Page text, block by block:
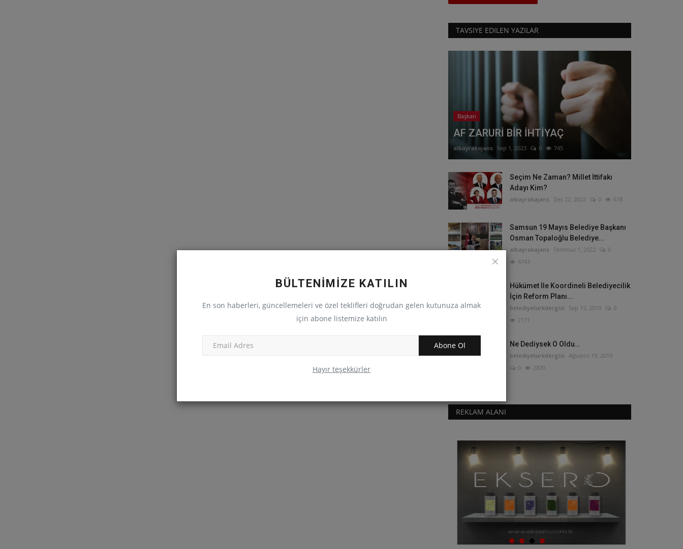
BÜLTENİMİZE KATILIN
En son haberleri, güncellemeleri ve özel teklifleri doğrudan gelen kutunuza almak
için abone listemize katılın
Abone Ol
Hayır teşekkürler
TAVSIYE EDILEN YAZILAR
Başkan
AF ZARURİ BİR İHTİYAÇ
albayrakajans Sep 1, 2023 0 745
Seçim Ne Zaman? Millet İttifakı
Adayı Kim?
albayrakajans Dec 22, 2022 0 678
Samsun 19 Mayıs Belediye Başkanı
Osman Topaloğlu Belediye...
albayrakajans Temmuz 1, 2022
0
4743
Hükümet İle Koordineli Belediyecilik
İçin Reform Planı...
belediyeturkdergisi Sep 13, 2019
0
2171
Ne Dediysek O Oldu…
belediyeturkdergisi Ağustos 19, 2019
0
2870
REKLAM ALANI